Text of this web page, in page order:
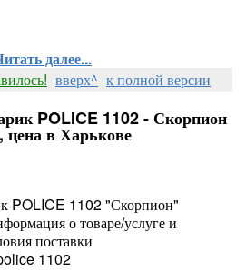
далее...
вверх^ к полной версии
POLICE 1102 - Скорпион
в Харькове
POLICE 1102 "Скорпион"
о товаре/услуге и
поставки
1102